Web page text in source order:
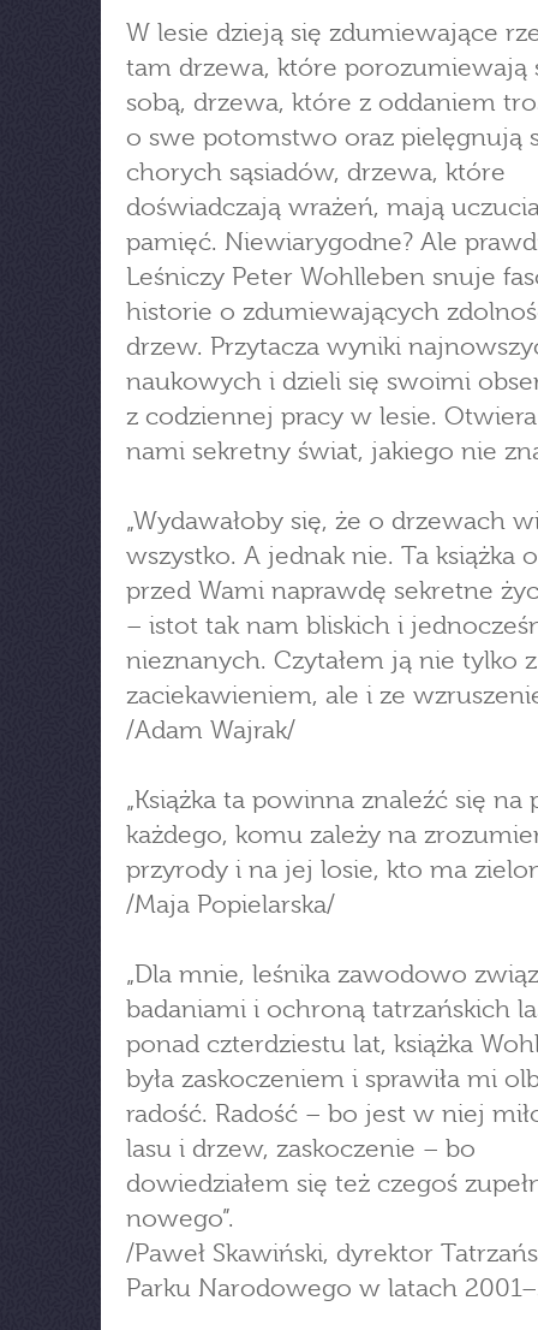
W lesie dzieją się zdumiewające
tam drzewa, które porozumiewają
sobą, drzewa, które z oddaniem
o swe potomstwo oraz pielęgnują
chorych sąsiadów, drzewa, które
doświadczają wrażeń, mają
pamięć. Niewiarygodne? Ale
Leśniczy Peter Wohlleben snuje
historie o zdumiewających
drzew. Przytacza wyniki
naukowych i dzieli się swoimi
z codziennej pracy w lesie.
nami sekretny świat, jakiego nie
„Wydawałoby się, że o drzewach
wszystko. A jednak nie. Ta książka
przed Wami naprawdę sekretne
– istot tak nam bliskich i
nieznanych. Czytałem ją nie tylko z
zaciekawieniem, ale i ze
/Adam Wajrak/
„Książka ta powinna znaleźć się na
każdego, komu zależy na
przyrody i na jej losie, kto ma
/Maja Popielarska/
„Dla mnie, leśnika zawodowo
badaniami i ochroną tatrzańskich
ponad czterdziestu lat, książka
była zaskoczeniem i sprawiła mi
radość. Radość – bo jest w niej
lasu i drzew, zaskoczenie – bo
dowiedziałem się też czegoś
nowego”.
/Paweł Skawiński, dyrektor
Parku Narodowego w latach